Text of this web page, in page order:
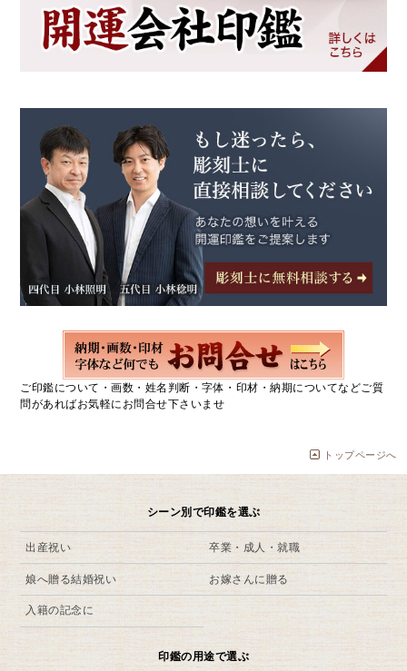
ご印鑑について・画数・姓名判断・字体・印材・納期についてなどご質
問があればお気軽にお問合せ下さいませ
トップページへ
シーン別で印鑑を選ぶ
出産祝い 卒業・成人・就職
娘へ贈る結婚祝い お嫁さんに贈る
入籍の記念に
印鑑の用途で選ぶ